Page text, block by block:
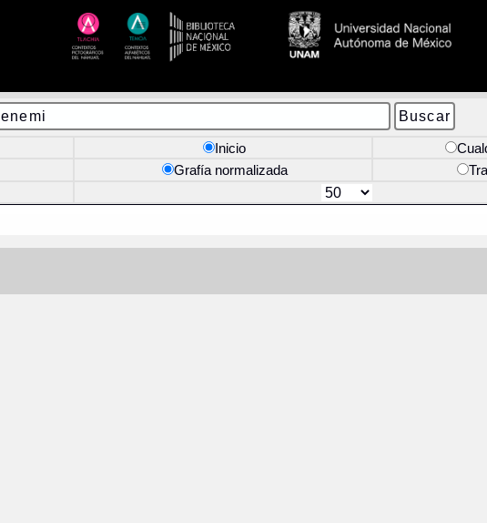
Inicio
Grafía normalizada